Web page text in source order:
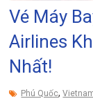
Vé Máy
Airlines
Nhất!
Phú Quốc,